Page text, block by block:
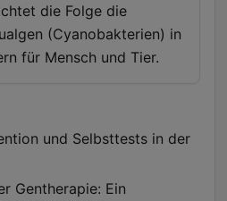
die Folge die
(Cyanobakterien) in
für Mensch und Tier.
und Selbsttests in der
Gentherapie: Ein